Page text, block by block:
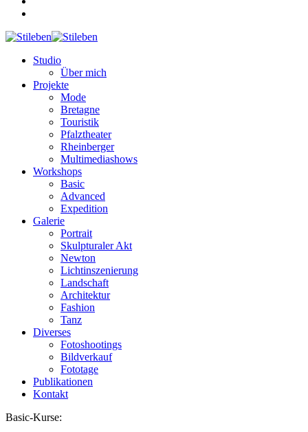
Studio
Über mich
Projekte
Mode
Bretagne
Touristik
Pfalztheater
Rheinberger
Multimediashows
Workshops
Basic
Advanced
Expedition
Galerie
Portrait
Skulpturaler Akt
Newton
Lichtinszenierung
Landschaft
Architektur
Fashion
Tanz
Diverses
Fotoshootings
Bildverkauf
Fototage
Publikationen
Kontakt
Basic-Kurse: